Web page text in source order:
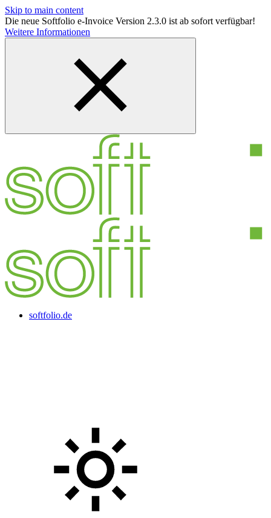
Skip to main content
Die neue Softfolio e-Invoice Version 2.3.0 ist ab sofort verfügbar!
Weitere Informationen
softfolio.de